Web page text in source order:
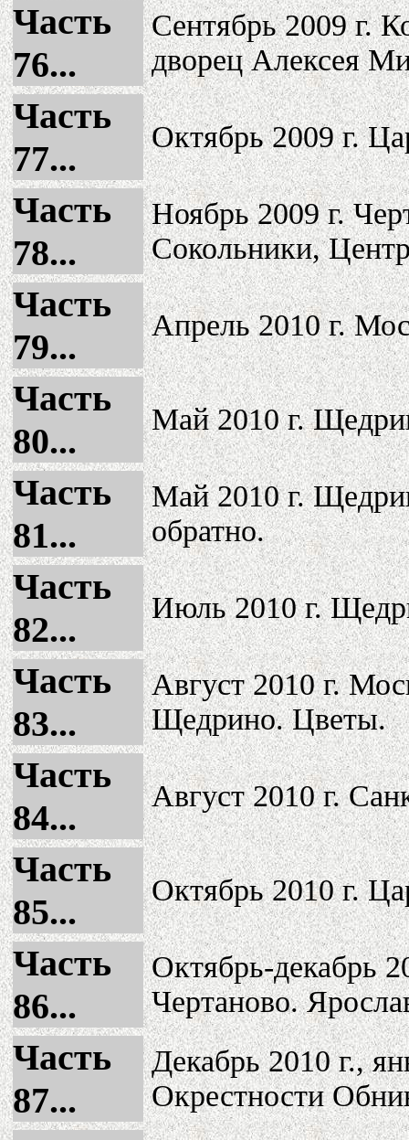
Часть
76...
Сентябрь 2009 г.
дворец Алексея
Часть
77...
Октябрь 2009 г.
Часть
78...
Ноябрь 2009 г.
Сокольники,
Часть
79...
Апрель 2010 г.
Часть
80...
Май 2010 г.
Часть
81...
Май 2010 г.
обратно.
Часть
82...
Июль 2010 г.
Часть
83...
Август 2010 г.
Щедрино. Цветы.
Часть
84...
Август 2010 г.
Часть
85...
Октябрь 2010 г.
Часть
86...
Октябрь-декабрь
Чертаново.
Часть
87...
Декабрь 2010 г.,
Окрестности